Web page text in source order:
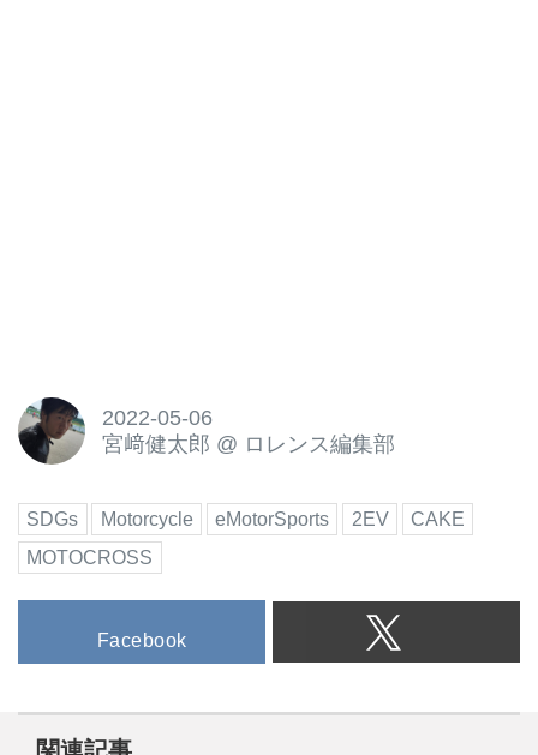
2022-05-06
宮﨑健太郎 @ ロレンス編集部
SDGs Motorcycle eMotorSports 2EV
CAKE
MOTOCROSS
Facebook